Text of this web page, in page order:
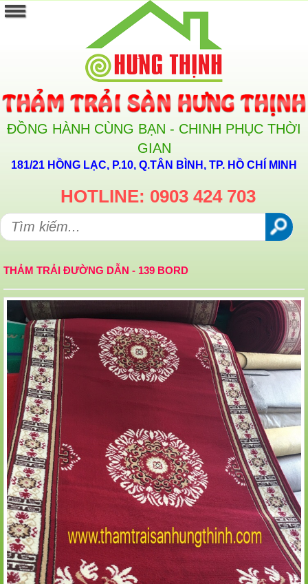
ĐỒNG HÀNH CÙNG BẠN - CHINH PHỤC THỜI
GIAN
181/21 HỒNG LẠC, P.10, Q.TÂN BÌNH, TP. HỒ CHÍ MINH
HOTLINE: 0903 424 703
THẢM TRẢI ĐƯỜNG DẪN - 139 BORD